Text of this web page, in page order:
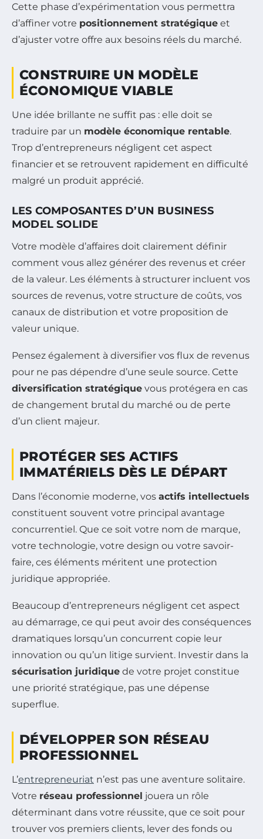
Cette phase d’expérimentation vous permettra
d’affiner votre positionnement stratégique et
d’ajuster votre offre aux besoins réels du marché.
CONSTRUIRE UN MODÈLE
ÉCONOMIQUE VIABLE
Une idée brillante ne suffit pas : elle doit se
traduire par un modèle économique rentable.
Trop d’entrepreneurs négligent cet aspect
financier et se retrouvent rapidement en difficulté
malgré un produit apprécié.
LES COMPOSANTES D’UN BUSINESS
MODEL SOLIDE
Votre modèle d’affaires doit clairement définir
comment vous allez générer des revenus et créer
de la valeur. Les éléments à structurer incluent vos
sources de revenus, votre structure de coûts, vos
canaux de distribution et votre proposition de
valeur unique.
Pensez également à diversifier vos flux de revenus
pour ne pas dépendre d’une seule source. Cette
diversification stratégique vous protégera en cas
de changement brutal du marché ou de perte
d’un client majeur.
PROTÉGER SES ACTIFS
IMMATÉRIELS DÈS LE DÉPART
Dans l’économie moderne, vos actifs intellectuels
constituent souvent votre principal avantage
concurrentiel. Que ce soit votre nom de marque,
votre technologie, votre design ou votre savoir-
faire, ces éléments méritent une protection
juridique appropriée.
Beaucoup d’entrepreneurs négligent cet aspect
au démarrage, ce qui peut avoir des conséquences
dramatiques lorsqu’un concurrent copie leur
innovation ou qu’un litige survient. Investir dans la
sécurisation juridique de votre projet constitue
une priorité stratégique, pas une dépense
superflue.
DÉVELOPPER SON RÉSEAU
PROFESSIONNEL
L’entrepreneuriat n’est pas une aventure solitaire.
Votre réseau professionnel jouera un rôle
déterminant dans votre réussite, que ce soit pour
trouver vos premiers clients, lever des fonds ou